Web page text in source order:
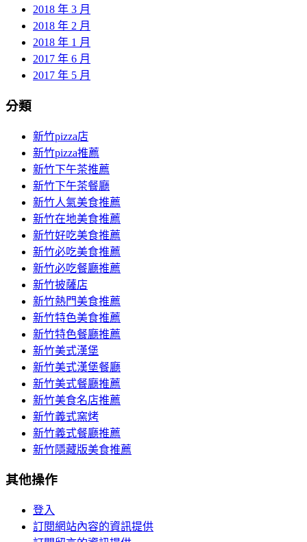
2018 年 3 月
2018 年 2 月
2018 年 1 月
2017 年 6 月
2017 年 5 月
分類
新竹pizza店
新竹pizza推薦
新竹下午茶推薦
新竹下午茶餐廳
新竹人氣美食推薦
新竹在地美食推薦
新竹好吃美食推薦
新竹必吃美食推薦
新竹必吃餐廳推薦
新竹披薩店
新竹熱門美食推薦
新竹特色美食推薦
新竹特色餐廳推薦
新竹美式漢堡
新竹美式漢堡餐廳
新竹美式餐廳推薦
新竹美食名店推薦
新竹義式窯烤
新竹義式餐廳推薦
新竹隱藏版美食推薦
其他操作
登入
訂閱網站內容的資訊提供